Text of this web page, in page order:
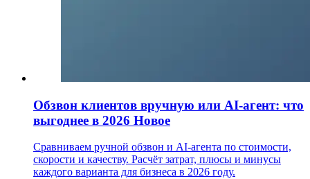
Обзвон клиентов вручную или AI-агент: что
выгоднее в 2026 Новое
Сравниваем ручной обзвон и AI-агента по стоимости,
скорости и качеству. Расчёт затрат, плюсы и минусы
каждого варианта для бизнеса в 2026 году.